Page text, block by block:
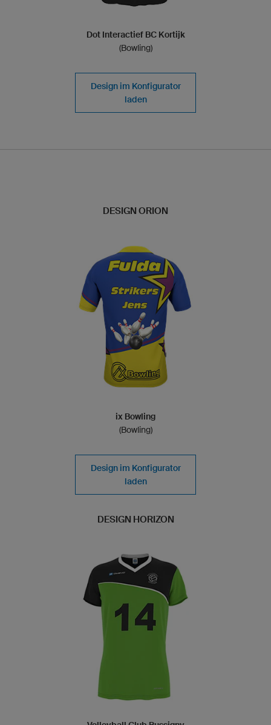
Dot Interactief BC Kortijk
(Bowling)
Design im Konfigurator
laden
DESIGN ORION
ix Bowling
(Bowling)
Design im Konfigurator
laden
DESIGN HORIZON